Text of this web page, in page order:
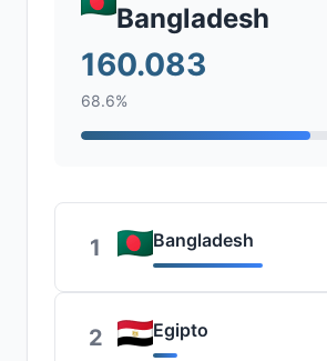
Bangladesh
160.083
68.6%
1 Bangladesh
2 Egipto